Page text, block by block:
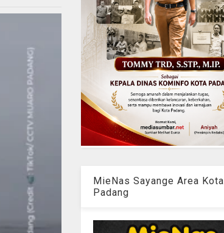
MieNas Sayange Area Kota
Padang